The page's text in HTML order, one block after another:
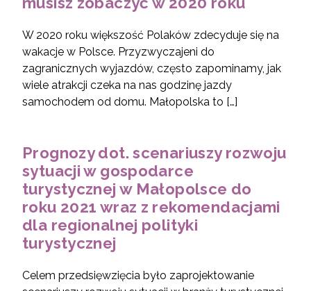
W 2020 roku większość Polaków zdecyduje się na
wakacje w Polsce. Przyzwyczajeni do
zagranicznych wyjazdów, często zapominamy, jak
wiele atrakcji czeka na nas godzinę jazdy
samochodem od domu. Małopolska to […]
Prognozy dot. scenariuszy rozwoju
sytuacji w gospodarce
turystycznej w Małopolsce do
roku 2021 wraz z rekomendacjami
dla regionalnej polityki
turystycznej
Celem przedsięwzięcia było zaprojektowanie